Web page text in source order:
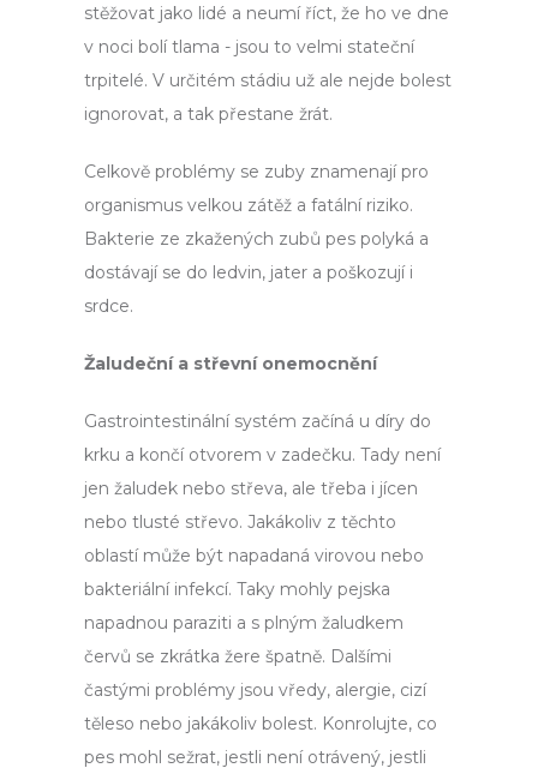
stěžovat jako lidé a neumí říct, že ho ve dne
v noci bolí tlama - jsou to velmi stateční
trpitelé. V určitém stádiu už ale nejde bolest
ignorovat, a tak přestane žrát.
Celkově problémy se zuby znamenají pro
organismus velkou zátěž a fatální riziko.
Bakterie ze zkažených zubů pes polyká a
dostávají se do ledvin, jater a poškozují i
srdce.
Žaludeční a střevní onemocnění
Gastrointestinální systém začíná u díry do
krku a končí otvorem v zadečku. Tady není
jen žaludek nebo střeva, ale třeba i jícen
nebo tlusté střevo. Jakákoliv z těchto
oblastí může být napadaná virovou nebo
bakteriální infekcí. Taky mohly pejska
napadnou paraziti a s plným žaludkem
červů se zkrátka žere špatně. Dalšími
častými problémy jsou vředy, alergie, cizí
těleso nebo jakákoliv bolest. Konrolujte, co
pes mohl sežrat, jestli není otrávený, jestli